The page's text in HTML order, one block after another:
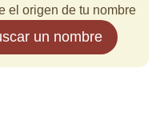
el origen de tu nombre
un nombre